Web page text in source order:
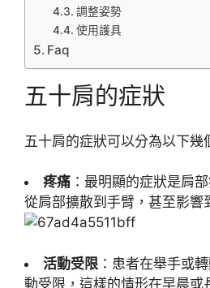
調整姿勢
使用護具
Faq
五十肩的症狀
五十肩的症狀可以分為以下幾
疼痛 ：最明顯的症狀是肩
從肩部擴散到手臂，甚至影響
活動受限 ：患者在舉手或
動受限，這樣的情形在早晨或